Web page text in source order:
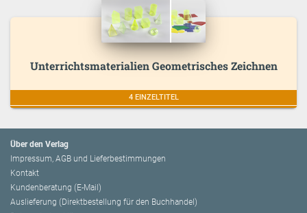
Unterrichtsmaterialien Geometrisches Zeichnen
4 EINZELTITEL
Über den Verlag
Impressum, AGB und Lieferbestimmungen
Kontakt
Kundenberatung (E-Mail)
Auslieferung (Direktbestellung für den Buchhandel)